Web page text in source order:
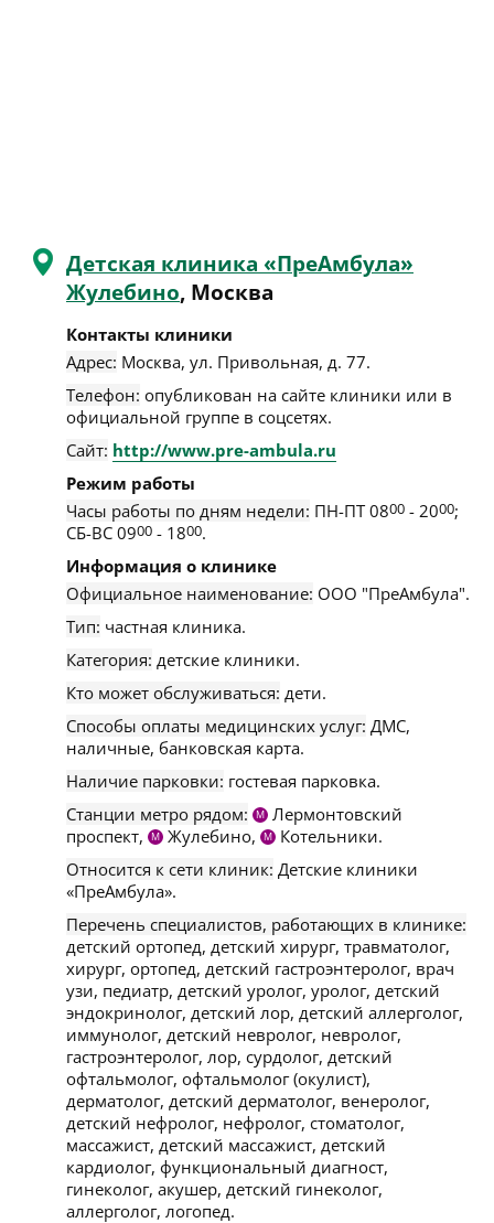
Детская клиника «ПреАмбула»
Жулебино, Москва
Контакты клиники
Адрес: Москва, ул. Привольная, д. 77.
Телефон: опубликован на сайте клиники или в
официальной группе в соцсетях.
Сайт: http://www.pre-ambula.ru
Режим работы
Часы работы по дням недели: ПН-ПТ 0800 - 2000;
СБ-ВС 0900 - 1800.
Информация о клинике
Официальное наименование: ООО "ПреАмбула".
Тип: частная клиника.
Категория: детские клиники.
Кто может обслуживаться: дети.
Способы оплаты медицинских услуг: ДМС,
наличные, банковская карта.
Наличие парковки: гостевая парковка.
Станции метро рядом:
М Лермонтовский
проспект,
М Жулебино, М
Котельники.
Относится к сети клиник: Детские клиники
«ПреАмбула».
Перечень специалистов, работающих в клинике:
детский ортопед, детский хирург, травматолог,
хирург, ортопед, детский гастроэнтеролог, врач
узи, педиатр, детский уролог, уролог, детский
эндокринолог, детский лор, детский аллерголог,
иммунолог, детский невролог, невролог,
гастроэнтеролог, лор, сурдолог, детский
офтальмолог, офтальмолог (окулист),
дерматолог, детский дерматолог, венеролог,
детский нефролог, нефролог, стоматолог,
массажист, детский массажист, детский
кардиолог, функциональный диагност,
гинеколог, акушер, детский гинеколог,
аллерголог, логопед.